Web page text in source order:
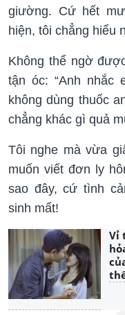
giường. Cứ hết
hiện, tôi chẳng hiểu
Không thể ngờ
tận óc: “Anh nhắc
không dùng thuốc
chẳng khác gì quả
Tôi nghe mà vừa
muốn viết đơn ly
sao đây, cứ tình
sinh mất!
Vỉ